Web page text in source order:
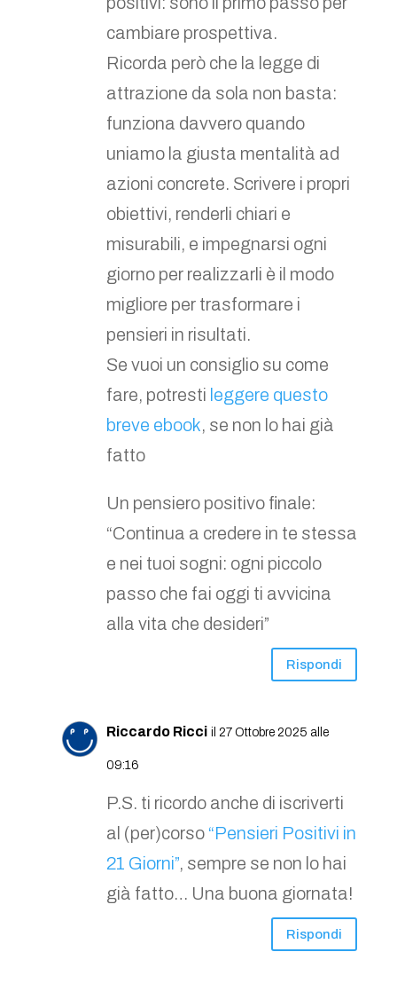
cambiare prospettiva.
Ricorda però che la legge di
attrazione da sola non basta:
funziona davvero quando
uniamo la giusta mentalità ad
azioni concrete. Scrivere i propri
obiettivi, renderli chiari e
misurabili, e impegnarsi ogni
giorno per realizzarli è il modo
migliore per trasformare i
pensieri in risultati.
Se vuoi un consiglio su come
fare, potresti leggere questo
breve ebook, se non lo hai già
fatto
Un pensiero positivo finale:
“Continua a credere in te stessa
e nei tuoi sogni: ogni piccolo
passo che fai oggi ti avvicina
alla vita che desideri”
Rispondi
Riccardo Ricci il 27 Ottobre 2025 alle
09:16
P.S. ti ricordo anche di iscriverti
al (per)corso “Pensieri Positivi in
21 Giorni”, sempre se non lo hai
già fatto… Una buona giornata!
Rispondi